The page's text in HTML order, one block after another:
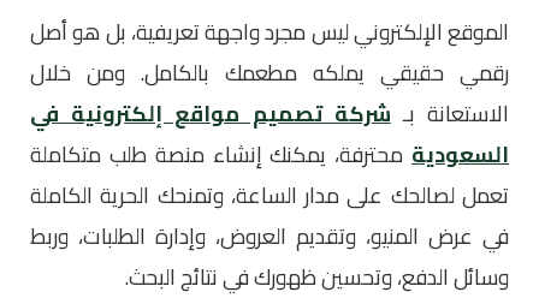
الموقع الإلكتروني ليس مجرد واجهة تعريفية، بل هو أصل
رقمي حقيقي يملكه مطعمك بالكامل. ومن خلال
الاستعانة بـشركة تصميم مواقع إلكترونية في
السعودية محترفة، يمكنك إنشاء منصة طلب متكاملة
تعمل لصالحك على مدار الساعة، وتمنحك الحرية الكاملة
في عرض المنيو، وتقديم العروض، وإدارة الطلبات، وربط
وسائل الدفع، وتحسين ظهورك في نتائج البحث.